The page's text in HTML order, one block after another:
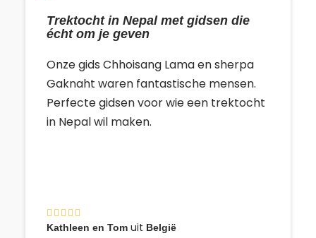
Trektocht in Nepal met gidsen die
écht om je geven
Onze gids Chhoisang Lama en sherpa
Gaknaht waren fantastische mensen.
Perfecte gidsen voor wie een trektocht
in Nepal wil maken.
Kathleen en Tom uit België